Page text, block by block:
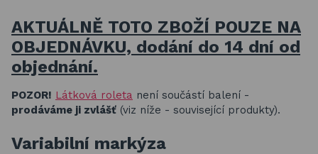
AKTUÁLNĚ TOTO ZBOŽÍ POUZE NA
OBJEDNÁVKU, dodání do 14 dní od
objednání.
POZOR! Látková roleta není součástí balení -
prodáváme ji zvlášť (viz níže - související produkty).
Variabilní markýza